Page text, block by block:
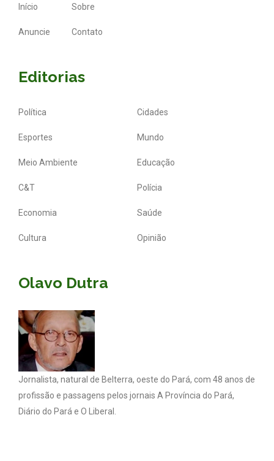
Início Sobre
Anuncie Contato
Editorias
Política Cidades
Esportes Mundo
Meio Ambiente Educação
C&T Polícia
Economia Saúde
Cultura Opinião
Olavo Dutra
Jornalista, natural de Belterra, oeste do Pará, com 48 anos de
profissão e passagens pelos jornais A Província do Pará,
Diário do Pará e O Liberal.